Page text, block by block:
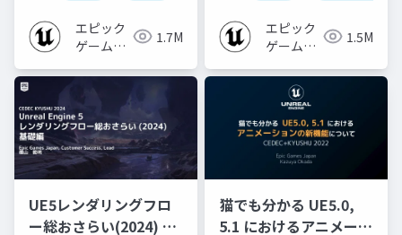
エピック
ゲームズ
1.7M
エピック
ゲームズ
1.5M
UE5レンダリングフロ
ー総おさらい(2024) 基
猫でも分かる UE5.0,
5.1 におけるアニメーシ